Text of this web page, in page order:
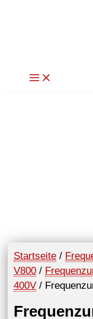
Startseite /
V800 /
400V /